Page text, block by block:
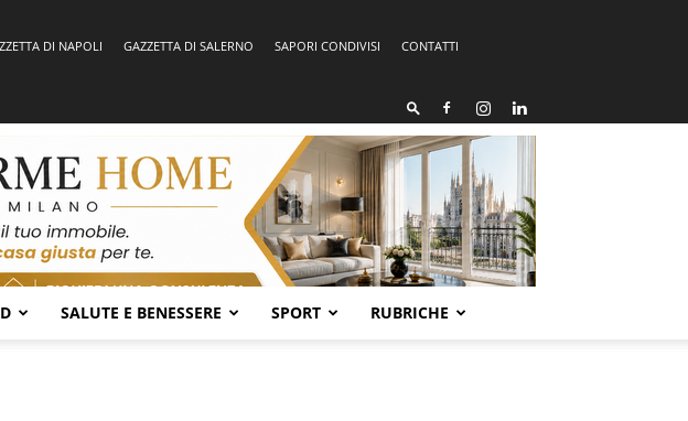
DI NAPOLI GAZZETTA DI SALERNO SAPORI CONDIVISI
CONTATTI
SALUTE E BENESSERE SPORT RUBRICHE